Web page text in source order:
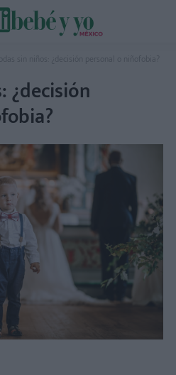
sin niños: ¿decisión personal o niñofobia?
¿decisión